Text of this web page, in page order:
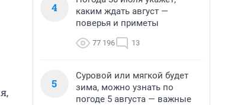
4
каким ждать август —
поверья и приметы
77 196 13
5
Суровой или мягкой будет
зима, можно узнать по
погоде 5 августа — важные